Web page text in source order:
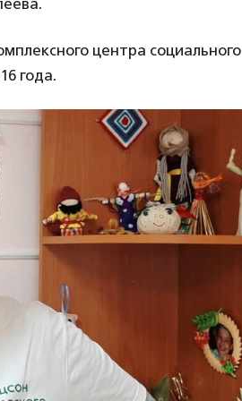
центра социального
года.